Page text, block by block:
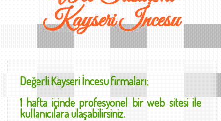
Kayseri İncesu
DeğerliKayseri İncesufirmaları;
1 hafta içinde profesyonel bir web sitesi ile
kullanıcılara ulaşabilirsiniz.